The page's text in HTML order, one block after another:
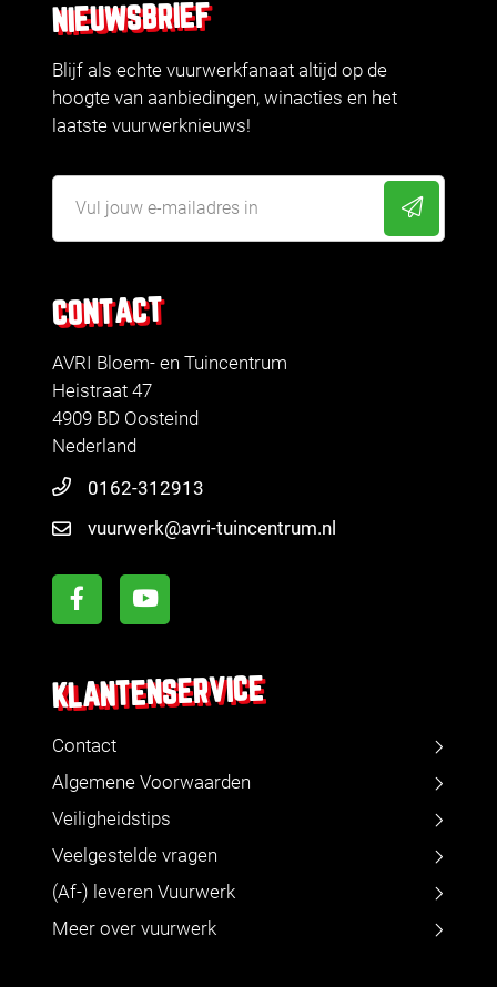
CONTACT
AVRI Bloem- en Tuincentrum
Heistraat 47
4909 BD Oosteind
Nederland
0162-312913
vuurwerk@avri-tuincentrum.nl
KLANTENSERVICE
Contact
Algemene Voorwaarden
Veiligheidstips
Veelgestelde vragen
(Af-) leveren Vuurwerk
Meer over vuurwerk
NIEUWSBRIEF
Blijf als echte vuurwerkfanaat altijd op de
hoogte van aanbiedingen, winacties en het
laatste vuurwerknieuws!